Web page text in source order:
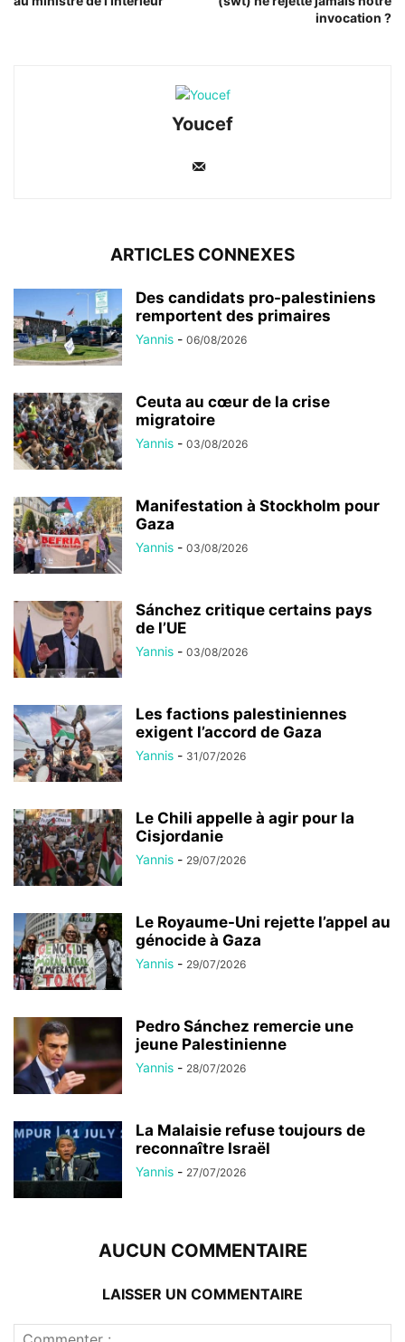
invocation ?
Youcef
ARTICLES CONNEXES
Des candidats pro-palestiniens
remportent des primaires
Yannis - 06/08/2026
Ceuta au cœur de la crise
migratoire
Yannis - 03/08/2026
Manifestation à Stockholm pour
Gaza
Yannis - 03/08/2026
Sánchez critique certains pays
de l’UE
Yannis - 03/08/2026
Les factions palestiniennes
exigent l’accord de Gaza
Yannis - 31/07/2026
Le Chili appelle à agir pour la
Cisjordanie
Yannis - 29/07/2026
Le Royaume-Uni rejette l’appel au
génocide à Gaza
Yannis - 29/07/2026
Pedro Sánchez remercie une
jeune Palestinienne
Yannis - 28/07/2026
La Malaisie refuse toujours de
reconnaître Israël
Yannis - 27/07/2026
AUCUN COMMENTAIRE
LAISSER UN COMMENTAIRE